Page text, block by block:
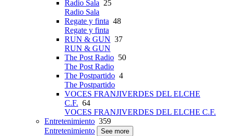
Radio Sala 25
Radio Sala
Regate y finta 48
Regate y finta
RUN & GUN 37
RUN & GUN
The Post Radio 50
The Post Radio
The Postpartido 4
The Postpartido
VOCES FRANJIVERDES DEL ELCHE
C.F. 64
VOCES FRANJIVERDES DEL ELCHE C.F.
Entretenimiento 359
Entretenimiento
See more